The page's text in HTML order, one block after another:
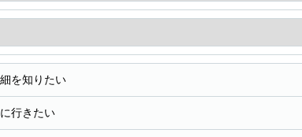
を知りたい
行きたい